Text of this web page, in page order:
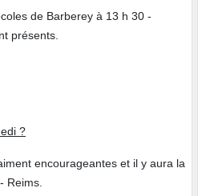
de Barberey à 13 h 30 -
présents.
?
encourageantes et il y aura la
Reims.